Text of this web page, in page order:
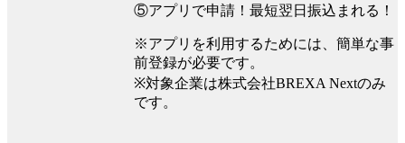
⑤アプリで申請！最短翌日振込まれる！
※アプリを利用するためには、簡単な事
前登録が必要です。
※対象企業は株式会社BREXA Nextのみ
です。